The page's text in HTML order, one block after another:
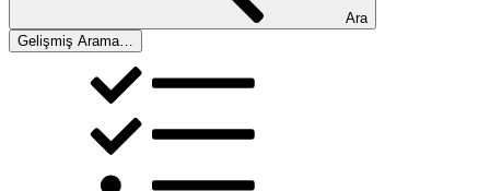
Ara
Gelişmiş Arama…